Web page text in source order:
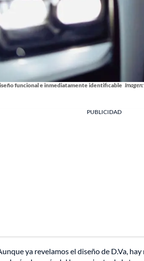
funcional e inmediatamente identificable
PUBLICIDAD
ya revelamos el diseño de D.Va,